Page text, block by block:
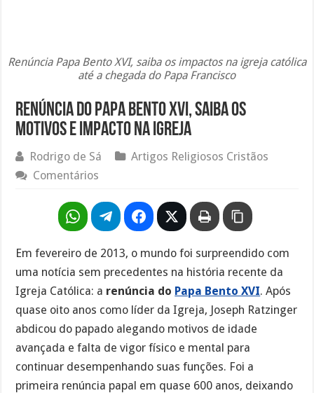
Renúncia Papa Bento XVI, saiba os impactos na igreja católica
até a chegada do Papa Francisco
Renúncia do Papa Bento XVI, saiba os
motivos e impacto na igreja
Rodrigo de Sá
Artigos Religiosos Cristãos
Comentários
Em fevereiro de 2013, o mundo foi surpreendido com
uma notícia sem precedentes na história recente da
Igreja Católica: a renúncia do Papa Bento XVI. Após
quase oito anos como líder da Igreja, Joseph Ratzinger
abdicou do papado alegando motivos de idade
avançada e falta de vigor físico e mental para
continuar desempenhando suas funções. Foi a
primeira renúncia papal em quase 600 anos, deixando